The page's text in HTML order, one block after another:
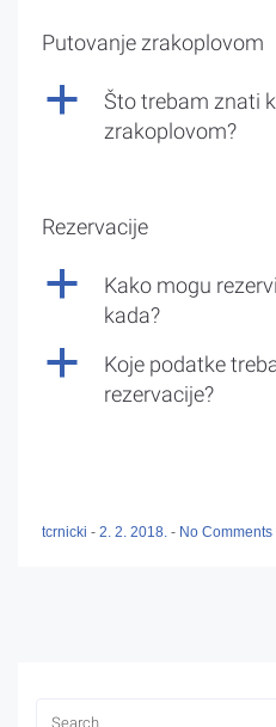
Putovanje zrakoplovom
a
Što trebam znati
zrakoplovom?
Rezervacije
a
Kako mogu
kada?
a
Koje podatke
rezervacije?
tcrnicki - 2. 2. 2018. - No Comments